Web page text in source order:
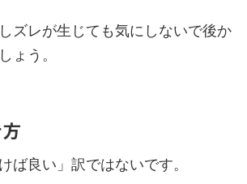
ズレが生じても気にしないで後か
ょう。
ば良い」訳ではないです。